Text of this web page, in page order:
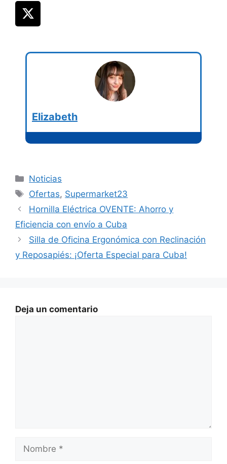
Elizabeth
Categorías
Noticias
Etiquetas
Ofertas, Supermarket23
Hornilla Eléctrica OVENTE: Ahorro y
Eficiencia con envío a Cuba
Silla de Oficina Ergonómica con Reclinación
y Reposapiés: ¡Oferta Especial para Cuba!
Deja un comentario